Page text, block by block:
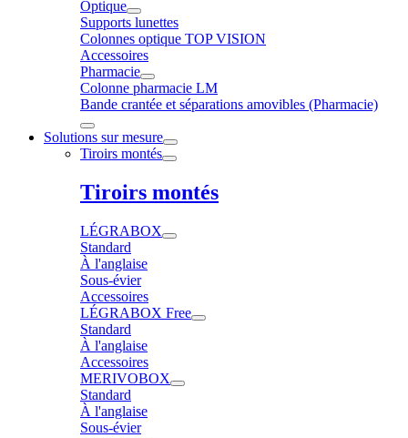
Optique
Supports lunettes
Colonnes optique TOP VISION
Accessoires
Pharmacie
Colonne pharmacie LM
Bande crantée et séparations amovibles (Pharmacie)
Solutions sur mesure
Tiroirs montés
Tiroirs montés
LÉGRABOX
Standard
À l'anglaise
Sous-évier
Accessoires
LÉGRABOX Free
Standard
À l'anglaise
Accessoires
MERIVOBOX
Standard
À l'anglaise
Sous-évier